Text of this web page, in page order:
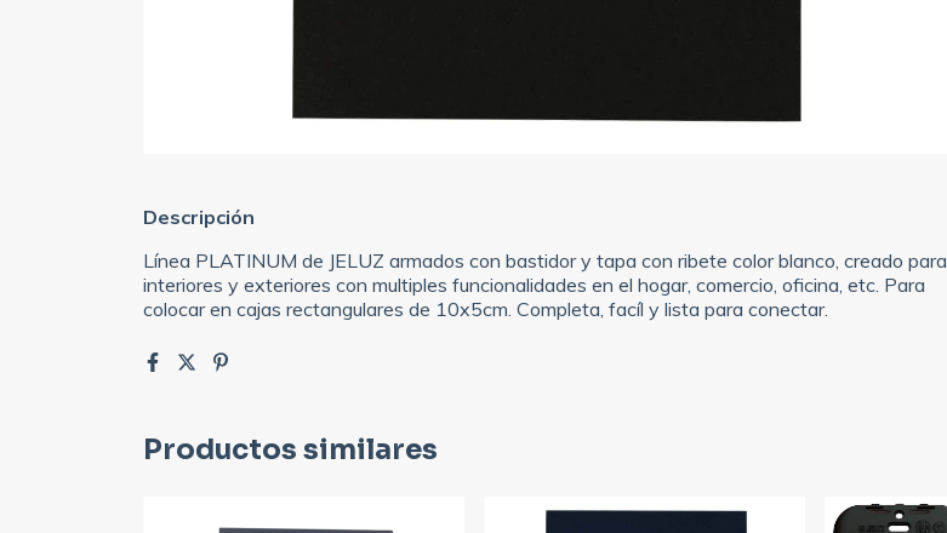
Descripción
Línea PLATINUM de JELUZ armados con bastidor y tapa con ribete color blanco, creado para
interiores y exteriores con multiples funcionalidades en el hogar, comercio, oficina, etc. Para
colocar en cajas rectangulares de 10x5cm. Completa, facíl y lista para conectar.
Productos similares